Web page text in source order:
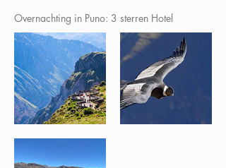
Overnachting in Puno: 3 sterren Hotel